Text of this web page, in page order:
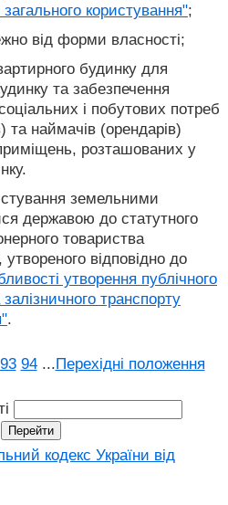
користування";
від форми власності;
будинку для
та забезпечення
і побутових потреб
та наймачів (орендарів)
розташованих у
земельними
державою до статутного
товариства
утвореного відповідно до
утворення публічного
транспорту
.
93 94 ...Перехідні положення
кодекс України від